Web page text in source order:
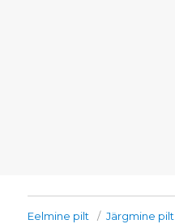
Eelmine pilt Järgmine pilt